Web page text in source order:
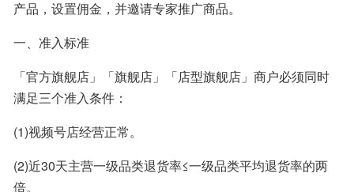
产品，设置佣金，并邀请专家推广商品。
一、准入标准
「官方旗舰店」「旗舰店」「店型旗舰店」商户必须同时
满足三个准入条件：
(1)视频号店经营正常。
(2)近30天主营一级品类退货率≤一级品类平均退货率的两
倍。